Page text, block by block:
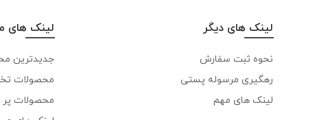
لینک های دیگر
نحوه ثبت سفارش
رهگیری مرسوله پستی
لینک های مهم
لینک های
جدیدترین
محصولات
محصولات